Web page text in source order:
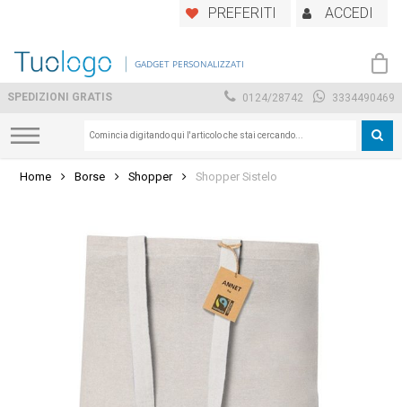
main
PREFERITI ACCEDI
GADGET PERSONALIZZATI
SPEDIZIONI GRATIS 0124/28742 3334490469
Home Borse Shopper Shopper Sistelo